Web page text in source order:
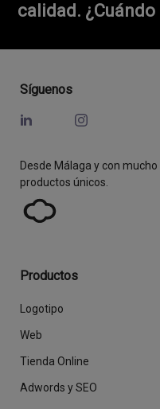
calidad.
Síguenos
Desde Málaga y con
productos únicos.
Productos
Logotipo
Web
Tienda Online
Adwords y SEO